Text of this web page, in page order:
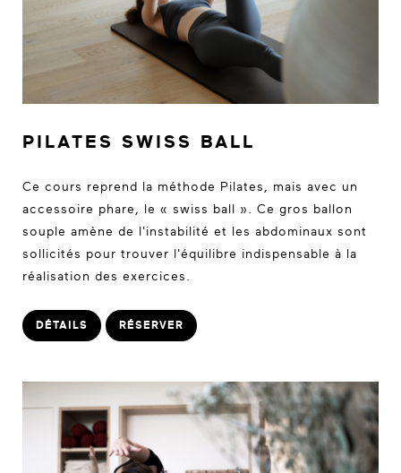
PILATES SWISS BALL
Ce cours reprend la méthode Pilates, mais avec un
accessoire phare, le « swiss ball ». Ce gros ballon
souple amène de l'instabilité et les abdominaux sont
sollicités pour trouver l'équilibre indispensable à la
réalisation des exercices.
DÉTAILS RÉSERVER